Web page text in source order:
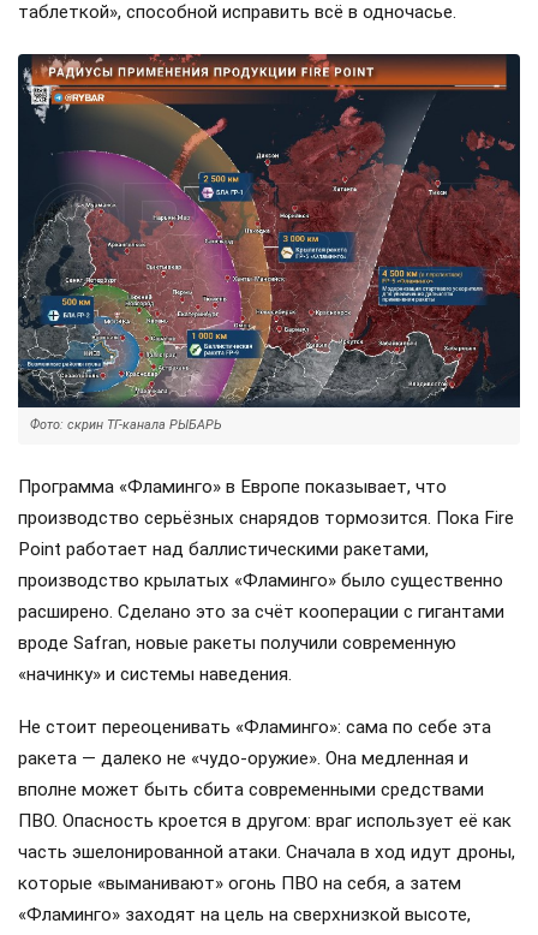
таблеткой», способной исправить всё в одночасье.
Фото: скрин ТГ-канала РЫБАРЬ
Программа «Фламинго» в Европе показывает, что
производство серьёзных снарядов тормозится. Пока Fire
Point работает над баллистическими ракетами,
производство крылатых «Фламинго» было существенно
расширено. Сделано это за счёт кооперации с гигантами
вроде Safran, новые ракеты получили современную
«начинку» и системы наведения.
Не стоит переоценивать «Фламинго»: сама по себе эта
ракета — далеко не «чудо-оружие». Она медленная и
вполне может быть сбита современными средствами
ПВО. Опасность кроется в другом: враг использует её как
часть эшелонированной атаки. Сначала в ход идут дроны,
которые «выманивают» огонь ПВО на себя, а затем
«Фламинго» заходят на цель на сверхнизкой высоте,